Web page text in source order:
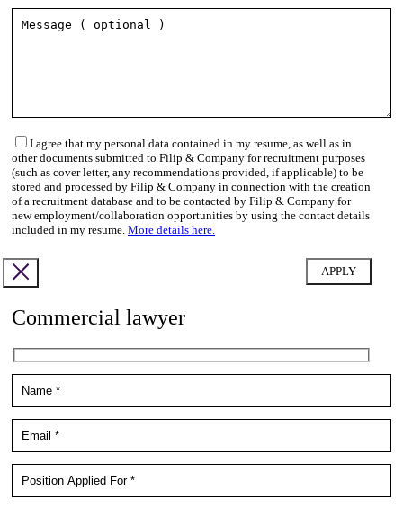
I agree that my personal data contained in my resume, as well as in
other documents submitted to Filip & Company for recruitment purposes
(such as cover letter, any recommendations provided, if applicable) to be
stored and processed by Filip & Company in connection with the creation
of a recruitment database and to be contacted by Filip & Company for
new employment/collaboration opportunities by using the contact details
included in my resume. More details here.
Commercial lawyer